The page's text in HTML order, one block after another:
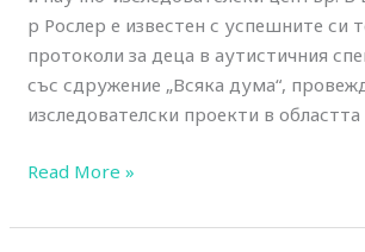
р Рослер е известен с успешните си
протоколи за деца в аутистичния
със сдружение „Всяка дума“,
изследователски проекти в
Read More »